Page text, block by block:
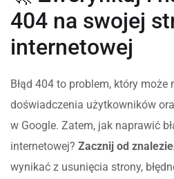
404 na swojej
internetowej
Błąd 404 to problem, który może
doświadczenia użytkowników
w Google. Zatem, jak naprawić
internetowej? Zacznij od
wynikać z usunięcia strony,